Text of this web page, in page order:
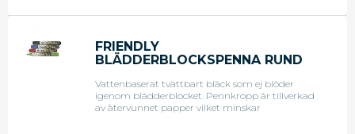
FRIENDLY
BLÄDDERBLOCKSPENNA RUND
Vattenbaserat tvättbart bläck som ej blöder
igenom blädderblocket. Pennkropp är tillverkad
av återvunnet papper vilket minskar